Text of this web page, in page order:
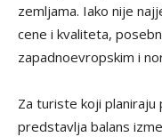
zemljama. Iako nije
cene i kvaliteta,
zapadnoevropskim i
Za turiste koji planiraju
predstavlja balans